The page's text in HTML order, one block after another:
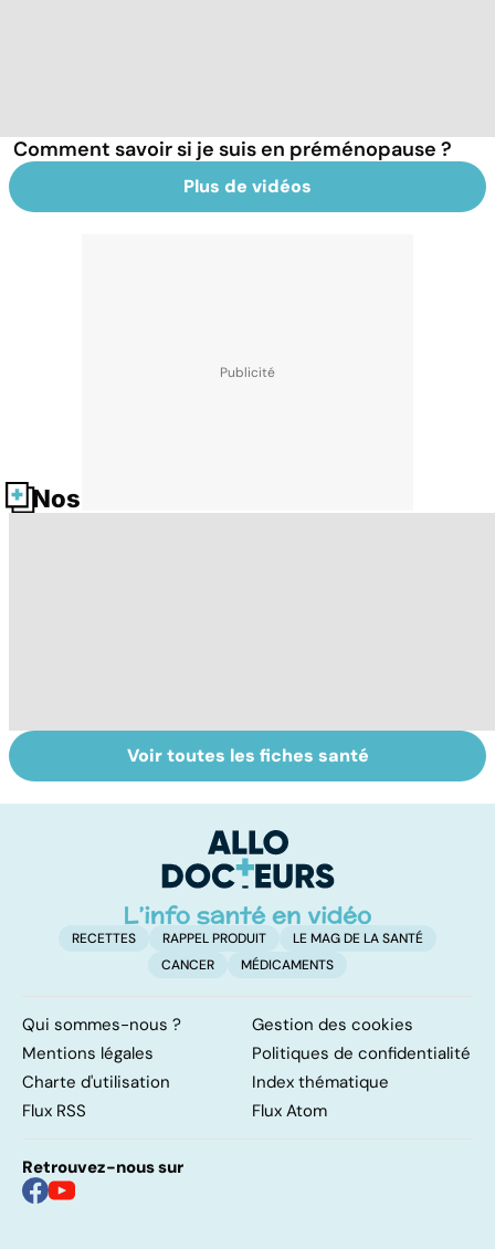
Comment savoir si je suis en préménopause ?
Plus de vidéos
Nos fiches santé
pilonidal, un
Tout savoir sur
les virus
Voir toutes les fiches santé
RECETTES RAPPEL PRODUIT
LE MAG DE LA SANTÉ
CANCER
MÉDICAMENTS
Qui sommes-nous ?
Gestion des cookies
Mentions légales
Politiques de confidentialité
Charte d'utilisation
Index thématique
Flux RSS
Flux Atom
Retrouvez-nous sur